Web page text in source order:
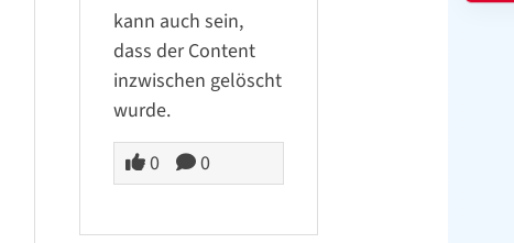
kann auch sein,
dass der Content
inzwischen gelöscht
wurde.
0
0